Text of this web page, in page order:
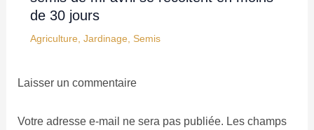
de 30 jours
Agriculture Jardinage Semis
Laisser un commentaire
Votre adresse e-mail ne sera pas publiée. Les champs